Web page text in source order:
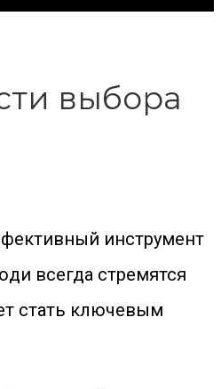
выбора
инструмент
всегда стремятся
стать ключевым